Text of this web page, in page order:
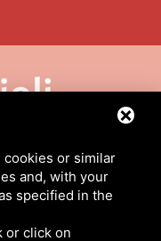
DI NONE, 1 - 10092 BEINASCO (TO)
cookies or similar
and, with your
specified in the
or click on